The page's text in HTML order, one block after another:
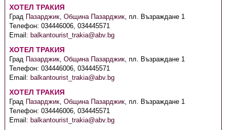
ХОТЕЛ ТРАКИЯ
Град Пазарджик,Община Пазарджик,пл. Възраждане 1
Телефон:034446006, 034445571
Email: balkantourist_trakia@abv.bg
ХОТЕЛ ТРАКИЯ
Град Пазарджик,Община Пазарджик,пл. Възраждане 1
Телефон:034446006, 034445571
Email: balkantourist_trakia@abv.bg
ХОТЕЛ ТРАКИЯ
Град Пазарджик,Община Пазарджик,пл. Възраждане 1
Телефон:034446006, 034445571
Email: balkantourist_trakia@abv.bg